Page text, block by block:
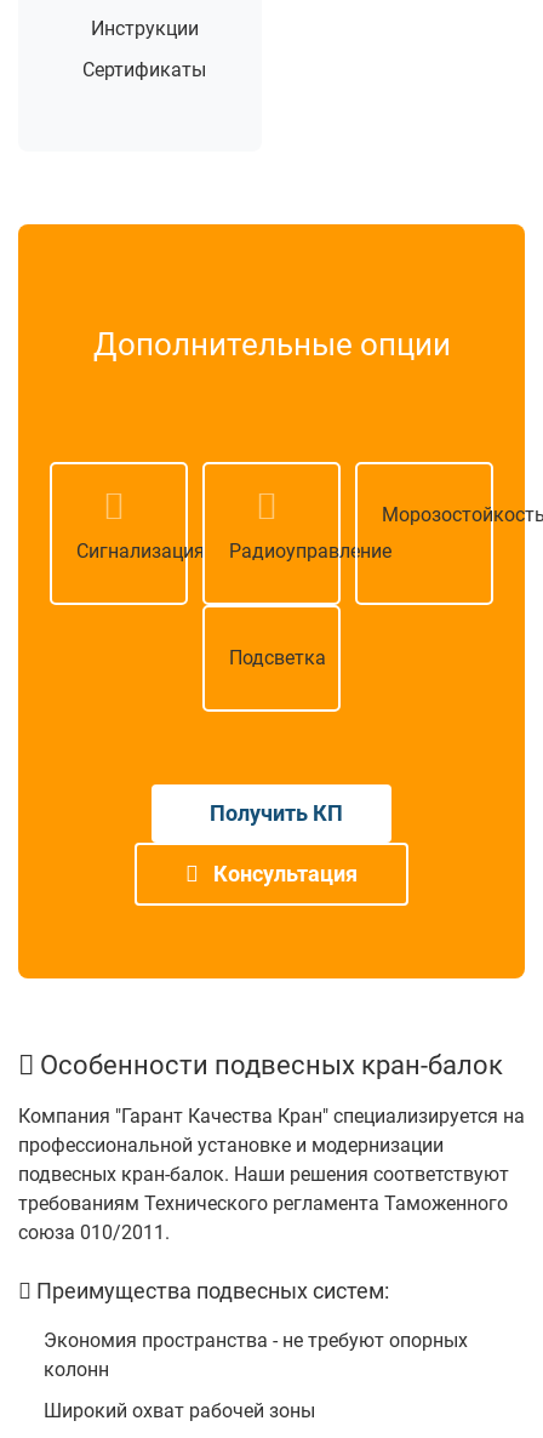
Инструкции
Сертификаты
Дополнительные опции
Сигнализация Радиоуправление
Подсветка
Получить КП
Консультация
Особенности подвесных кран-балок
Компания "Гарант Качества Кран" специализируется на
профессиональной установке и модернизации
подвесных кран-балок. Наши решения соответствуют
требованиям Технического регламента Таможенного
союза 010/2011.
Преимущества подвесных систем:
Экономия пространства - не требуют опорных
колонн
Широкий охват рабочей зоны